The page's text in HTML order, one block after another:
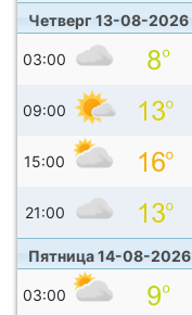
Четверг 13-08-2026
03:00
09:00
15:00
21:00
Пятница 14-08-2026
03:00